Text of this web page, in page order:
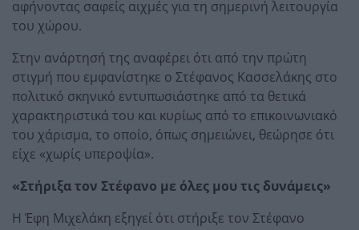
αφήνοντας σαφείς αιχμές για τη σημερινή λειτουργία
του χώρου.
Στην ανάρτησή της αναφέρει ότι από την πρώτη
στιγμή που εμφανίστηκε ο Στέφανος Κασσελάκης στο
πολιτικό σκηνικό εντυπωσιάστηκε από τα θετικά
χαρακτηριστικά του και κυρίως από το επικοινωνιακό
του χάρισμα, το οποίο, όπως σημειώνει, θεώρησε ότι
είχε «χωρίς υπεροψία».
«Στήριξα τον Στέφανο με όλες μου τις δυνάμεις»
Η Έφη Μιχελάκη εξηγεί ότι στήριξε τον Στέφανο